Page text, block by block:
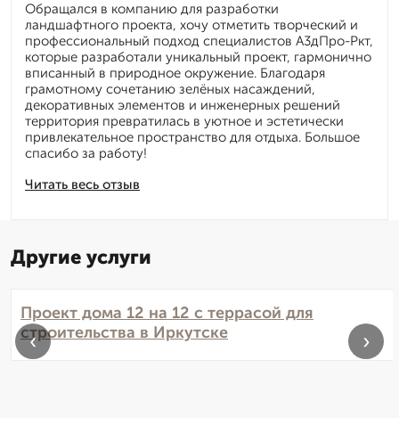
Читать весь отзыв
Обращался в компанию для разработки
ландшафтного проекта, хочу отметить творческий и
профессиональный подход специалистов А3дПро-Ркт,
которые разработали уникальный проект, гармонично
вписанный в природное окружение. Благодаря
грамотному сочетанию зелёных насаждений,
декоративных элементов и инженерных решений
территория превратилась в уютное и эстетически
привлекательное пространство для отдыха. Большое
спасибо за работу!
Другие услуги
Проект дома 12 на 12 с террасой для
строительства в Иркутске
‹ ›